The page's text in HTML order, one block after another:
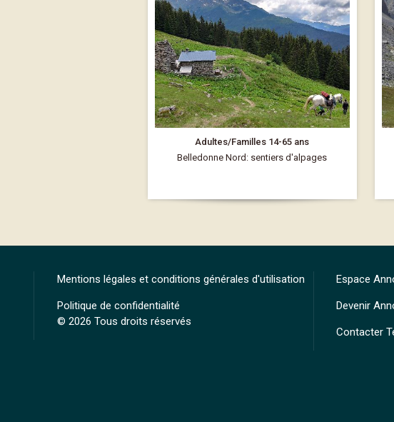
Adultes/Familles 14-65 ans
Belledonne Nord: sentiers d'alpages
Mentions légales et conditions générales d'utilisation
Politique de confidentialité
© 2026 Tous droits réservés
Espace
Devenir
Contacter